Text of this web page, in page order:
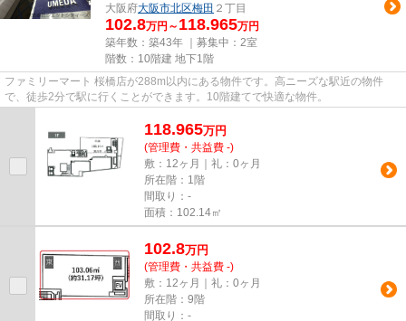
大阪府大阪市北区梅田 ２丁目
102.8万円～ 118.965万円
築年数：築43年 ｜募集中： 2室
階数：10階建 地下1階
ファミリーマート 桜橋店が288m以内にある物件です。高ニーズな駅近の物件
で、徒歩2分で駅に行くことができます。10階建てで快適な物件。
118.965万円
(管理費・共益費 -)
敷：12ヶ月｜礼：0ヶ月
所在階：1階
間取り：-
面積：102.14㎡
102.8万円
(管理費・共益費 -)
敷：12ヶ月｜礼：0ヶ月
所在階：9階
間取り：-